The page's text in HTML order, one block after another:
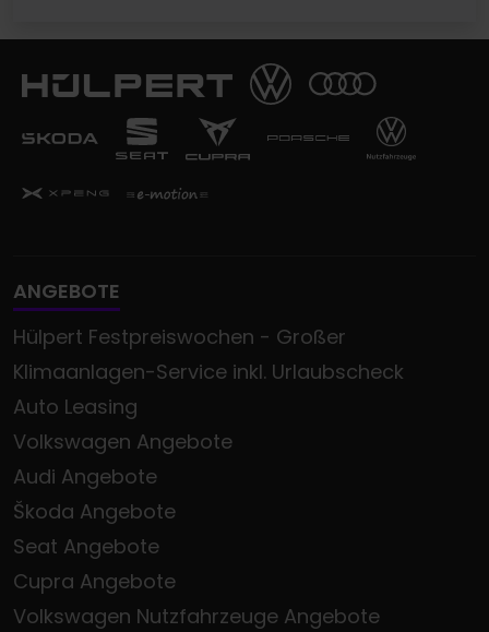
ANGEBOTE
Hülpert Festpreiswochen - Großer
Klimaanlagen-Service inkl. Urlaubscheck
Auto Leasing
Volkswagen Angebote
Audi Angebote
Škoda Angebote
Seat Angebote
Cupra Angebote
Volkswagen Nutzfahrzeuge Angebote